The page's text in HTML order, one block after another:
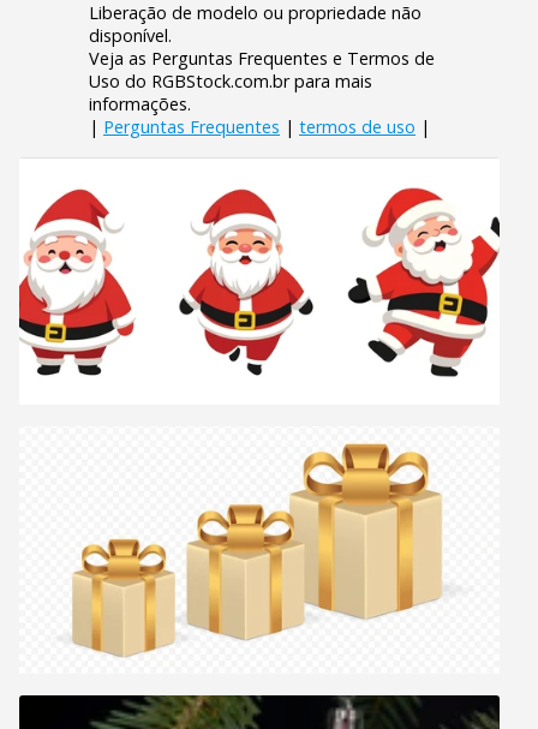
Liberação de modelo ou propriedade não
disponível.
Veja as Perguntas Frequentes e Termos de
Uso do RGBStock.com.br para mais
informações.
| Perguntas Frequentes | termos de uso |